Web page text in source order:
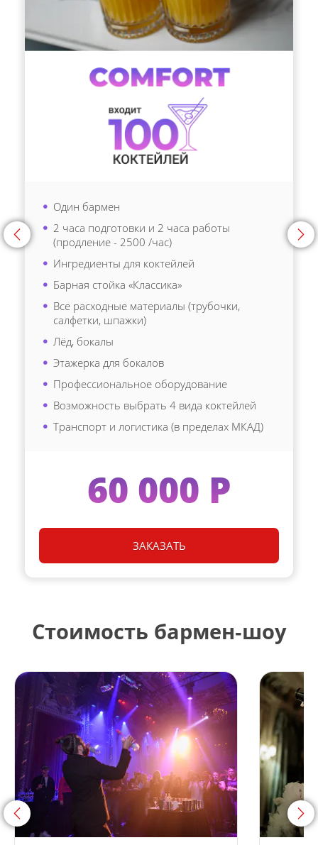
<
Один бармен
2 часа подготовки и 2 часа работы
(продление - 2500 /час)
Ингредиенты для коктейлей
Барная стойка «Классика»
Все расходные материалы (трубочки,
салфетки, шпажки)
Лёд, бокалы
Этажерка для бокалов
Профессиональное оборудование
Возможность выбрать 4 вида коктейлей
Транспорт и логистика (в пределах МКАД)
60 000 Р
ЗАКАЗАТЬ
>
Стоимость бармен‑шоу
< >